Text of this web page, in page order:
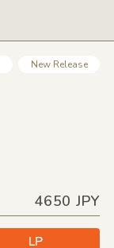
New Release
4650 JPY
LP